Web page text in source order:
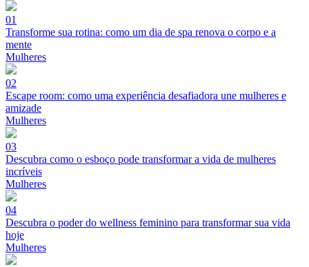
01
Transforme sua rotina: como um dia de spa renova o corpo e a
mente
Mulheres
02
Escape room: como uma experiência desafiadora une mulheres e
amizade
Mulheres
03
Descubra como o esboço pode transformar a vida de mulheres
incríveis
Mulheres
04
Descubra o poder do wellness feminino para transformar sua vida
hoje
Mulheres